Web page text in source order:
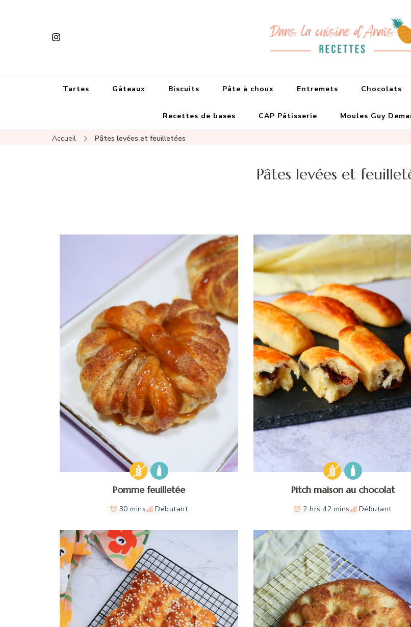
Tartes Gâteaux Biscuits Pâte à choux Entremets Chocolats
Recettes de bases CAP Pâtisserie Moules Guy
Accueil Pâtes levées et feuilletées
Pâtes levées et
Pomme feuilletée
30 mins Débutant
Pitch maison au chocolat
2 hrs 42 mins Débutant